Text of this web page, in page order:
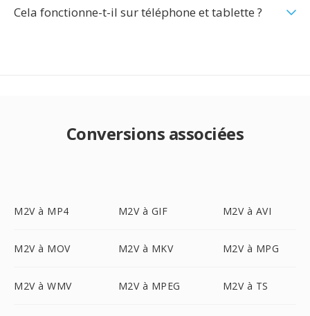
Cela fonctionne-t-il sur téléphone et tablette ?
Conversions associées
M2V à MP4 M2V à GIF M2V à AVI
M2V à MOV M2V à MKV M2V à MPG
M2V à WMV M2V à MPEG M2V à TS